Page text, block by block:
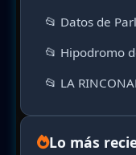
📂 Datos de
📂 Hipodromo
📂 LA
Lo más